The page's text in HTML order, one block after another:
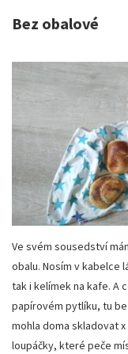
Bez obalové
Ve svém sousedství
obalu. Nosím v kabelce
tak i kelímek na kafe. A
papírovém pytlíku, tu
mohla doma skladovat
loupáčky, které peče